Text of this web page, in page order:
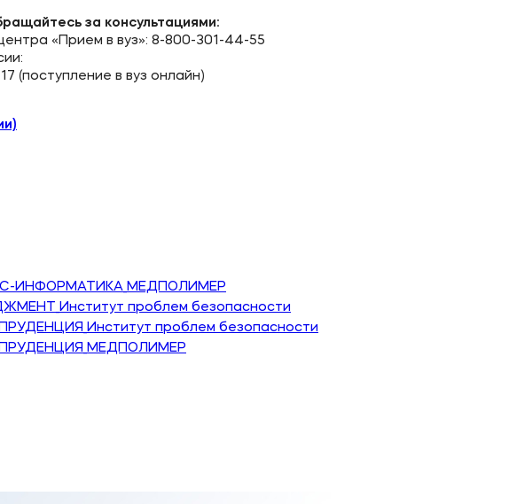
за консультациями:
«Прием в вуз»: 8-800-301-44-55
в вуз онлайн)
ИНФОРМАТИКА_МЕДПОЛИМЕР
проблем безопасности
проблем безопасности